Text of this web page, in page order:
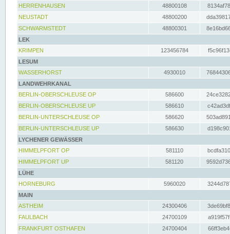
HERRENHAUSEN
48800108
NEUSTADT
48800200
SCHWARMSTEDT
48800301
LEK
KRIMPEN
123456784
LESUM
WASSERHORST
4930010
LANDWEHRKANAL
BERLIN-OBERSCHLEUSE OP
586600
BERLIN-OBERSCHLEUSE UP
586610
BERLIN-UNTERSCHLEUSE OP
586620
BERLIN-UNTERSCHLEUSE UP
586630
LYCHENER GEWÄSSER
HIMMELPFORT OP
581110
HIMMELPFORT UP
581120
LÜHE
HORNEBURG
5960020
MAIN
ASTHEIM
24300406
FAULBACH
24700109
FRANKFURT OSTHAFEN
24700404